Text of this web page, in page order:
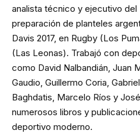
analista técnico y ejecutivo del
preparación de planteles
Davis 2017, en Rugby (Los
(Las Leonas). Trabajó con
como David Nalbandián, Juan
Gaudio, Guillermo Coria,
Baghdatis, Marcelo Ríos y
numerosos libros y
deportivo moderno.